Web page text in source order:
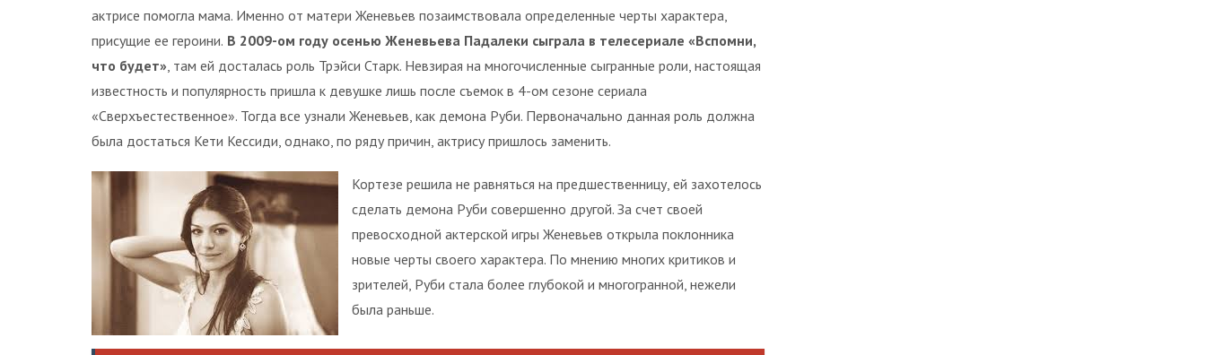
актрисе помогла мама. Именно от матери Женевьев позаимствовала определенные черты характера,
присущие ее героини. В 2009-ом году осенью Женевьева Падалеки сыграла в телесериале «Вспомни,
что будет», там ей досталась роль Трэйси Старк. Невзирая на многочисленные сыгранные роли, настоящая
известность и популярность пришла к девушке лишь после съемок в 4-ом сезоне сериала
«Сверхъестественное». Тогда все узнали Женевьев, как демона Руби. Первоначально данная роль должна
была достаться Кети Кессиди, однако, по ряду причин, актрису пришлось заменить.
Кортезе решила не равняться на предшественницу, ей захотелось
сделать демона Руби совершенно другой. За счет своей
превосходной актерской игры Женевьев открыла поклонника
новые черты своего характера. По мнению многих критиков и
зрителей, Руби стала более глубокой и многогранной, нежели
была раньше.